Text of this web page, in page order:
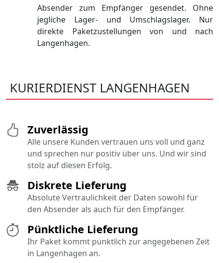
Absender zum Empfänger gesendet. Ohne
jegliche Lager- und Umschlagslager. Nur
direkte Paketzustellungen von und nach
Langenhagen.
KURIERDIENST LANGENHAGEN
Pünktliche Lieferung
Ihr Paket kommt pünktlich zur angegebenen Zeit
in Langenhagen an.
Diskrete Lieferung
Absolute Vertraulichkeit der Daten sowohl für
den Absender als auch für den Empfänger.
Zuverlässig
Alle unsere Kunden vertrauen uns voll und ganz
und sprechen nur positiv über uns. Und wir sind
stolz auf diesen Erfolg.